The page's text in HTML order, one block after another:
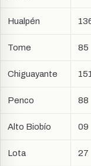
Hualpén
Tome 85
Chiguayante 151
Penco 88
Alto Biobío 09
Lota 27